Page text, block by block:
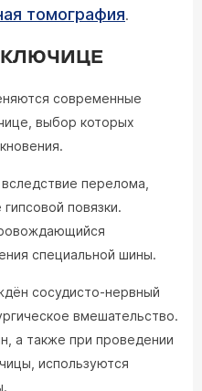
томография.
современные
выбор которых
перелома,
повязки.
специальной шины.
сосудисто-нервный
вмешательство.
а также при проведении
используются